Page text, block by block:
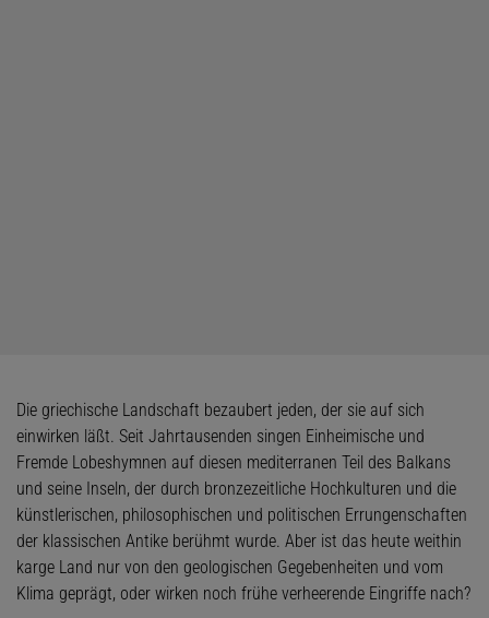
Die griechische Landschaft bezaubert jeden, der sie auf sich
einwirken läßt. Seit Jahrtausenden singen Einheimische und
Fremde Lobeshymnen auf diesen mediterranen Teil des Balkans
und seine Inseln, der durch bronzezeitliche Hochkulturen und die
künstlerischen, philosophischen und politischen Errungenschaften
der klassischen Antike berühmt wurde. Aber ist das heute weithin
karge Land nur von den geologischen Gegebenheiten und vom
Klima geprägt, oder wirken noch frühe verheerende Eingriffe nach?